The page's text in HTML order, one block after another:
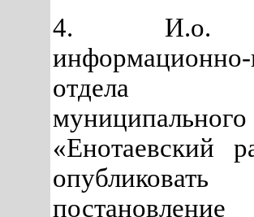
4. И.о.
информационно-
отдела
«Енотаевский